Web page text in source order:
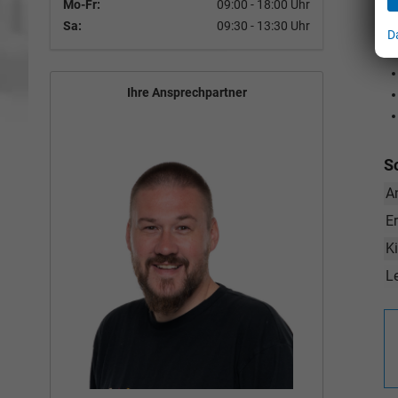
Mo-Fr:
09:00 - 18:00 Uhr
Sa:
09:30 - 13:30 Uhr
Ihre Ansprechpartner